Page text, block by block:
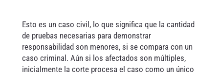
Esto es un caso civil, lo que significa que la cantidad
de pruebas necesarias para demonstrar
responsabilidad son menores, si se compara con un
caso criminal. Aún si los afectados son múltiples,
inicialmente la corte procesa el caso como un único